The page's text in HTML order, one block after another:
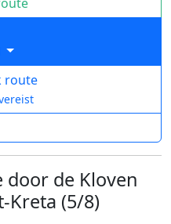
route
de Kloven
Kreta (5/8)